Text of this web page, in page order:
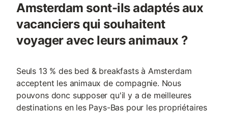
Amsterdam sont-ils adaptés aux
vacanciers qui souhaitent
voyager avec leurs animaux ?
Seuls 13 % des bed & breakfasts à Amsterdam
acceptent les animaux de compagnie. Nous
pouvons donc supposer qu'il y a de meilleures
destinations en les Pays-Bas pour les propriétaires